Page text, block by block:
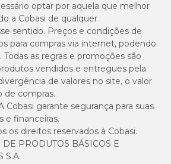
optar por aquela que melhor
a Cobasi de qualquer
sentido. Preços e condições de
para compras via internet, podendo
Todas as regras e promoções são
vendidos e entregues pela
de valores no site, o valor
de compras.
Cobasi garante segurança para suas
e financeiras.
os direitos reservados à Cobasi.
PRODUTOS BÁSICOS E
S.A.